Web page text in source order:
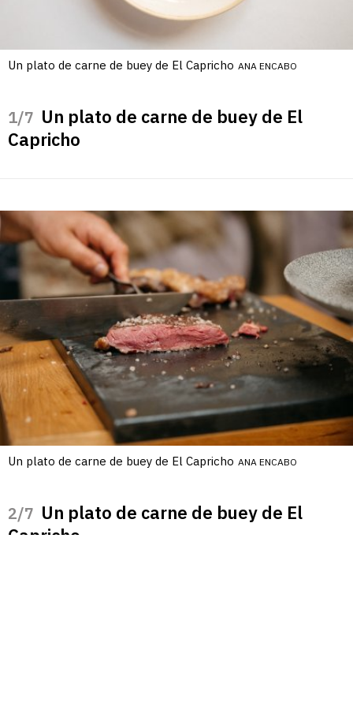
Un plato de carne de buey de El Capricho ANA ENCABO
/7 Un plato de carne de buey de El
Capricho
Un plato de carne de buey de El Capricho ANA ENCABO
/7 Un plato de carne de buey de El
Capricho